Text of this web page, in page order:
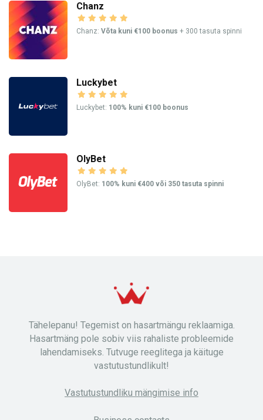
Chanz
Chanz: Võta kuni €100 boonus + 300 tasuta spinni
Luckybet
Luckybet: 100% kuni €100 boonus
OlyBet
OlyBet: 100% kuni €400 või 350 tasuta spinni
Tähelepanu! Tegemist on hasartmängu reklaamiga.
Hasartmäng pole sobiv viis rahaliste probleemide
lahendamiseks. Tutvuge reeglitega ja käituge
vastutustundlikult!
Vastutustundliku mängimise info